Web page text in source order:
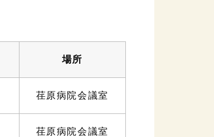
場所
荏原病院会議室
荏原病院会議室